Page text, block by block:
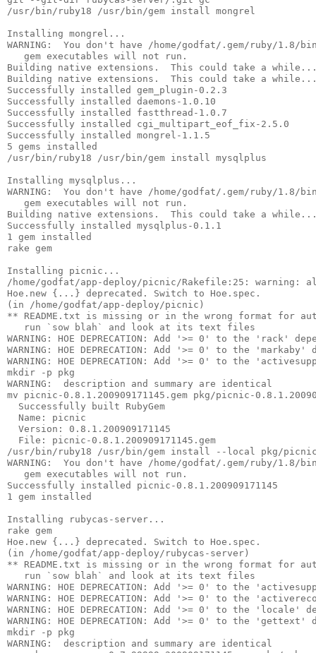
/usr/bin/ruby18 /usr/bin/gem install mongrel
Installing mongrel...
WARNING:  You don't have /home/godfat/.gem/ruby/1.8/
   gem executables will not run.
Building native extensions.  This could take a
Building native extensions.  This could take a
Successfully installed gem_plugin-0.2.3
Successfully installed daemons-1.0.10
Successfully installed fastthread-1.0.7
Successfully installed cgi_multipart_eof_fix-2.5.0
Successfully installed mongrel-1.1.5
5 gems installed
/usr/bin/ruby18 /usr/bin/gem install mysqlplus
Installing mysqlplus...
WARNING:  You don't have /home/godfat/.gem/ruby/1.8/
   gem executables will not run.
Building native extensions.  This could take a
Successfully installed mysqlplus-0.1.1
1 gem installed
rake gem
Installing picnic...
/home/godfat/app-deploy/picnic/Rakefile:25: warning:
Hoe.new {...} deprecated. Switch to Hoe.spec.
(in /home/godfat/app-deploy/picnic)
** README.txt is missing or in the wrong format for
   run `sow blah` and look at its text files
WARNING: HOE DEPRECATION: Add '>= 0' to the 'rack'
WARNING: HOE DEPRECATION: Add '>= 0' to the 'markaby'
WARNING: HOE DEPRECATION: Add '>= 0' to the
mkdir -p pkg
WARNING:  description and summary are identical
mv picnic-0.8.1.200909171145.gem pkg/picnic-
  Successfully built RubyGem
  Name: picnic
  Version: 0.8.1.200909171145
  File: picnic-0.8.1.200909171145.gem
/usr/bin/ruby18 /usr/bin/gem install --local pkg/
WARNING:  You don't have /home/godfat/.gem/ruby/1.8/
   gem executables will not run.
Successfully installed picnic-0.8.1.200909171145
1 gem installed
Installing rubycas-server...
rake gem
Hoe.new {...} deprecated. Switch to Hoe.spec.
(in /home/godfat/app-deploy/rubycas-server)
** README.txt is missing or in the wrong format for
   run `sow blah` and look at its text files
WARNING: HOE DEPRECATION: Add '>= 0' to the
WARNING: HOE DEPRECATION: Add '>= 0' to the
WARNING: HOE DEPRECATION: Add '>= 0' to the 'locale'
WARNING: HOE DEPRECATION: Add '>= 0' to the 'gettext'
mkdir -p pkg
WARNING:  description and summary are identical